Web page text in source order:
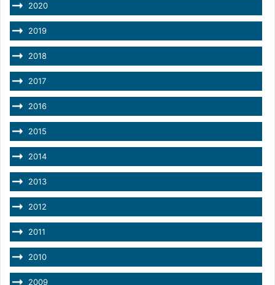
2020
2019
2018
2017
2016
2015
2014
2013
2012
2011
2010
2009